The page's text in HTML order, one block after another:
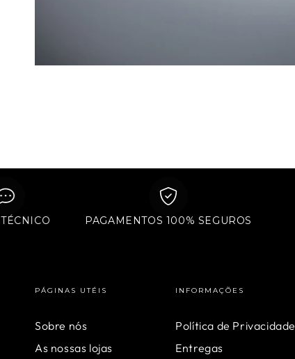
TÉCNICO PAGAMENTOS 100% SEGUROS
PÁGINAS UTÉIS
Sobre nós
As nossas lojas
INFORMAÇÕES
Política de Privacidade
Entregas